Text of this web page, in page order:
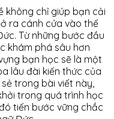
không chỉ giúp bạn cải
ra cánh cửa vào thế
Từ những bước đầu
khám phá sâu hơn
bạn học sẽ là một
lâu đài kiến thức của
trong bài viết này,
trong quá trình học
tiến bước vững chắc